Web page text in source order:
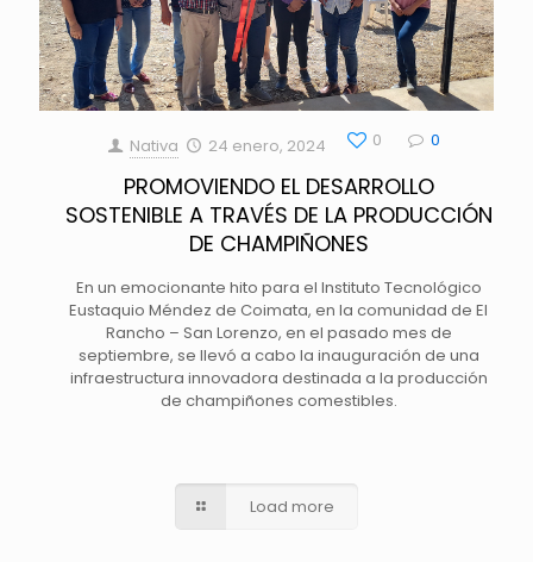
Nativa 24 enero, 2024 0 0
PROMOVIENDO EL DESARROLLO
SOSTENIBLE A TRAVÉS DE LA PRODUCCIÓN
DE CHAMPIÑONES
En un emocionante hito para el Instituto Tecnológico
Eustaquio Méndez de Coimata, en la comunidad de El
Rancho – San Lorenzo, en el pasado mes de
septiembre, se llevó a cabo la inauguración de una
infraestructura innovadora destinada a la producción
de champiñones comestibles.
Load more